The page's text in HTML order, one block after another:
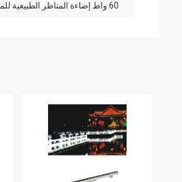
60 واط إضاءة المناظر الطبيعية للماء